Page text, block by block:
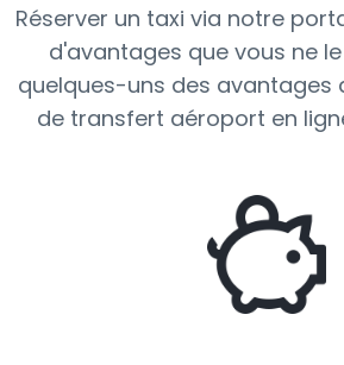
Réserver un taxi via notre
d'avantages que vous ne
quelques-uns des avantages
de transfert aéroport en